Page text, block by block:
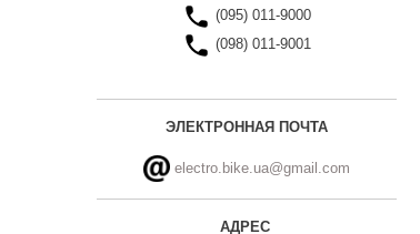
(095) 011-9000
(098) 011-9001
ЭЛЕКТРОННАЯ ПОЧТА
electro.bike.ua@gmail.com
АДРЕС